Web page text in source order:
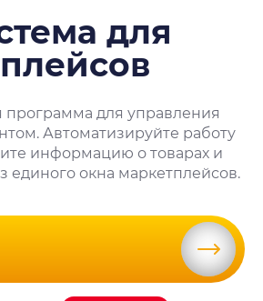
для
программа для управления
Автоматизируйте работу
информацию о товарах и
единого окна маркетплейсов.